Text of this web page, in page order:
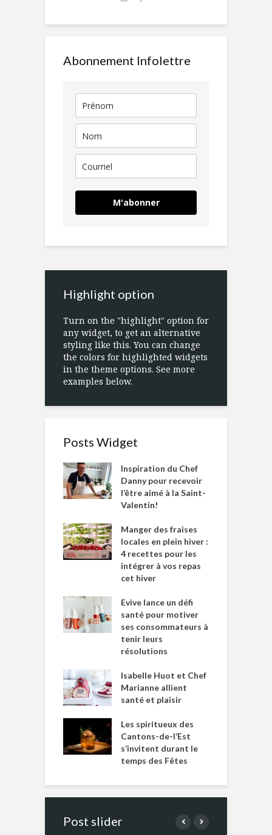
Abonnement Infolettre
M'abonner
Highlight option
Turn on the "highlight" option for
any widget, to get an alternative
styling like this. You can change
the colors for highlighted widgets
in the theme options. See more
examples below.
Posts Widget
Inspiration du Chef
Danny pour recevoir
l’être aimé à la Saint-
Valentin!
Manger des fraises
locales en plein hiver :
4 recettes pour les
intégrer à vos repas
cet hiver
Evive lance un défi
santé pour motiver
ses consommateurs à
tenir leurs
résolutions
Isabelle Huot et Chef
Marianne allient
santé et plaisir
Les spiritueux des
Cantons-de-l’Est
s’invitent durant le
temps des Fêtes
Post slider